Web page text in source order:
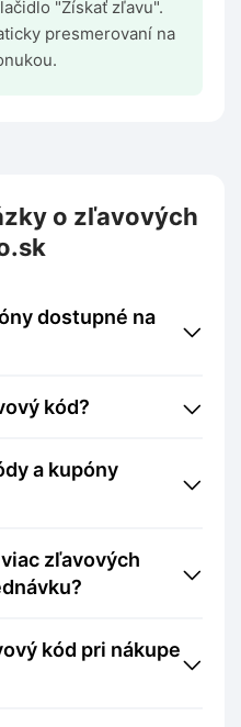
"Získať zľavu".
presmerovaní na
o zľavových
kód?